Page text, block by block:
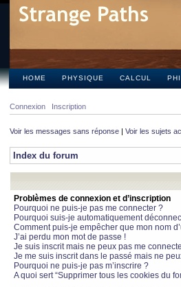
HOME PHYSIQUE CALCUL
Connexion Inscription
Voir les messages sans réponse | Voir les sujets
Index du forum
Problèmes de connexion et d’inscription
Pourquoi ne puis-je pas me connecter ?
Pourquoi suis-je automatiquement
Comment puis-je empêcher que mon nom
J’ai perdu mon mot de passe !
Je suis inscrit mais ne peux pas me
Je me suis inscrit dans le passé mais ne
Pourquoi ne puis-je pas m’inscrire ?
A quoi sert “Supprimer tous les cookies du